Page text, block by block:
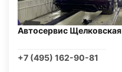
Автосервис Щелковская
+7 (495) 162-90-81